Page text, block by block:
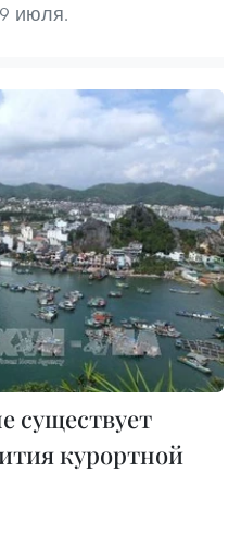
июля.
существует
курортной